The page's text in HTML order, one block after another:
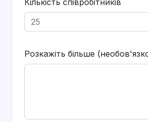
Кількість співробітників
Розкажіть більше